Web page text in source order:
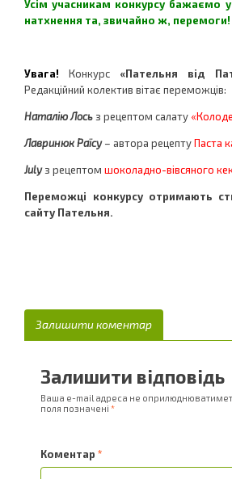
Усім учасникам конкурсу бажаємо
натхнення та, звичайно ж, перемоги!
Увага! Конкурс «Пательня від
Редакційний колектив вітає переможців:
Наталію Лось з рецептом салату
Лавринюк Раїсу– автора рецептуПаста
Julyз рецептом шоколадно-вівсяного
Переможці конкурсу отримають
сайту Пательня.
Залишити коментар
Залишити відповідь
Ваша e-mail адреса не
поля позначені *
Коментар *